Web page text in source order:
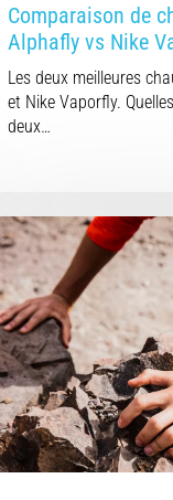
Comparaison de
Alphafly vs Nike
Les deux meilleures
et Nike Vaporfly.
deux…